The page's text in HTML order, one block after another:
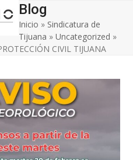
Blog
Inicio » Sindicatura de
Tijuana »Uncategorized »
CIVIL TIJUANA